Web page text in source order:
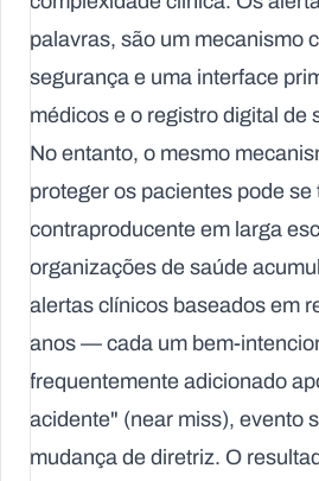
palavras, são um mecanismo
segurança e uma interface
médicos e o registro digital de
No entanto, o mesmo
proteger os pacientes pode se
contraproducente em larga
organizações de saúde
alertas clínicos baseados em
anos — cada um bem-
frequentemente adicionado
acidente" (near miss), evento
mudança de diretriz. O